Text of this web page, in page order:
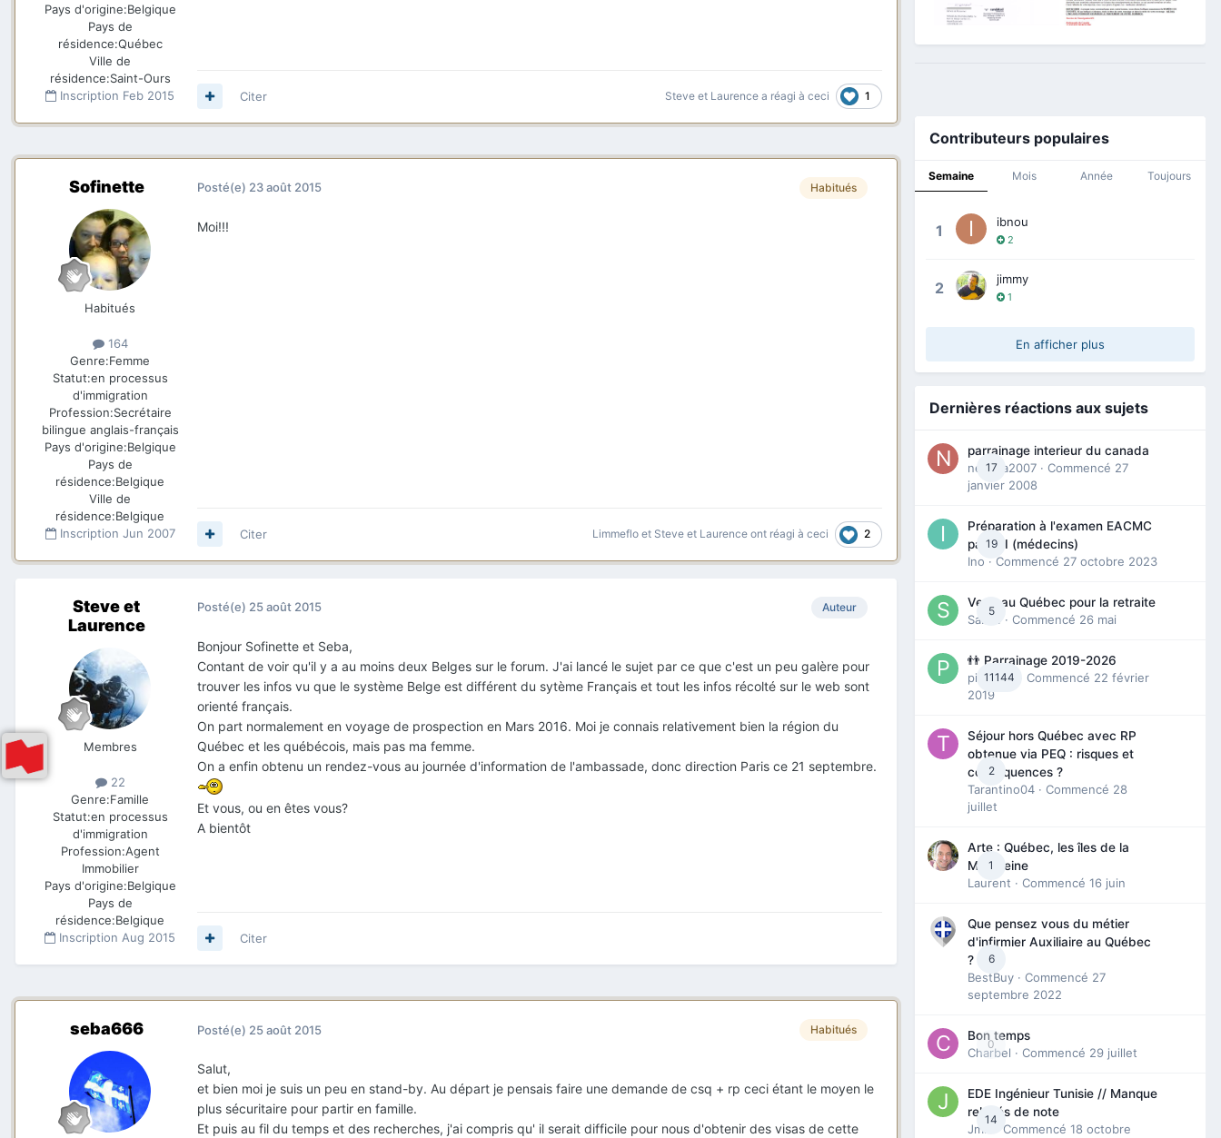
Pays d'origine:Belgique
Pays de
résidence:Québec
Ville de
résidence:Saint-Ours
Inscription Feb 2015 Steve et Laurence a réagi à ceci 1
Citer
Sofinette
Habitués
164
Genre:Femme
Statut:en processus
d'immigration
Profession:Secrétaire
bilingue anglais-français
Pays d'origine:Belgique
Pays de
résidence:Belgique
Ville de
résidence:Belgique
Inscription Jun 2007
Habitués
Posté(e) 23 août 2015
Moi!!!
Limmeflo et Steve et Laurence ont réagi à ceci 2
Citer
Steve et
Laurence
Membres
22
Genre:Famille
Statut:en processus
d'immigration
Profession:Agent
Immobilier
Pays d'origine:Belgique
Pays de
résidence:Belgique
Inscription Aug 2015
Auteur
Posté(e) 25 août 2015
Bonjour Sofinette et Seba,
Contant de voir qu'il y a au moins deux Belges sur le forum. J'ai lancé le sujet par ce que c'est un peu galère pour
trouver les infos vu que le système Belge est différent du sytème Français et tout les infos récolté sur le web sont
orienté français.
On part normalement en voyage de prospection en Mars 2016. Moi je connais relativement bien la région du
Québec et les québécois, mais pas ma femme.
On a enfin obtenu un rendez-vous au journée d'information de l'ambassade, donc direction Paris ce 21 septembre.
Et vous, ou en êtes vous?
A bientôt
Citer
seba666 Habitués
Posté(e) 25 août 2015
Salut,
et bien moi je suis un peu en stand-by. Au départ je pensais faire une demande de csq + rp ceci étant le moyen le
plus sécuritaire pour partir en famille.
Et puis au fil du temps et des recherches, j'ai compris qu' il serait difficile pour nous d'obtenir des visas de cette
Contributeurs populaires
Semaine Mois Année Toujours
1 ibnou
2
2 jimmy
1
En afficher plus
Dernières réactions aux sujets
17
parrainage interieur du canada
nedjma2007 · Commencé 27
janvier 2008
19
Préparation à l'examen EACMC
partie I (médecins)
Ino · Commencé 27 octobre 2023
5
Venir au Québec pour la retraite
Sab74
· Commencé 26 mai
11144
👬 Parrainage 2019-2026
piinoush
· Commencé 22 février
2019
2
Séjour hors Québec avec RP
obtenue via PEQ : risques et
conséquences ?
Tarantino04 · Commencé 28
juillet
1
Arte : Québec, les îles de la
Madeleine
Laurent · Commencé 16 juin
6
Que pensez vous du métier
d'infirmier Auxiliaire au Québec
?
BestBuy · Commencé 27
septembre 2022
0
Bon temps
Charbel · Commencé 29 juillet
14
EDE Ingénieur Tunisie // Manque
relevés de note
Jmili
· Commencé 18 octobre